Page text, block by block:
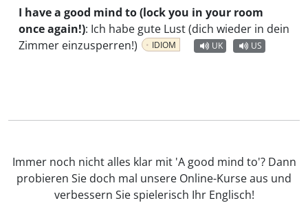
I have a good mind to (lock you in your room
once again!): Ich habe gute Lust (dich wieder in dein
Zimmer einzusperren!)
IDIOM UK US
Immer noch nicht alles klar mit 'A good mind to'? Dann
probieren Sie doch mal unsere Online-Kurse aus und
verbessern Sie spielerisch Ihr Englisch!